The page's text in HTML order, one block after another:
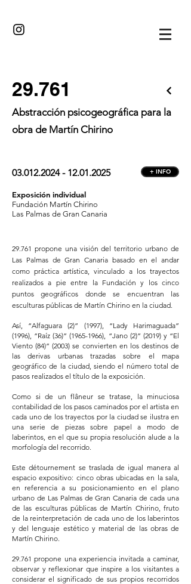
29.761
Abstracción psicogeográfica para la
obra de Martín Chirino
03.012.2024 - 12.01.2025
Exposición individual
Fundación Martín Chirino
Las Palmas de Gran Canaria
+ INFO
29.761 propone una visión del territorio urbano de
Las Palmas de Gran Canaria basado en el andar
como práctica artística, vinculado a los trayectos
realizados a pie entre la Fundación y los cinco
puntos geográficos donde se encuentran las
esculturas públicas de Martín Chirino en la ciudad.
Así, “Alfaguara (2)” (1997), “Lady Harimaguada”
(1996), “Raíz (36)”(1965-1966), “Jano (2)” (2019) y “El
Viento (84)” (2003) se convierten en los destinos de
las derivas urbanas trazadas sobre el mapa
geográfico de la ciudad, siendo el número total de
pasos realizados el título de la exposición.
Como si de un flâneur se tratase, la minuciosa
contabilidad de los pasos caminados por el artista en
cada uno de los trayectos por la ciudad se ilustra en
una serie de piezas sobre papel a modo de
laberintos, en el que su propia resolución alude a la
morfología del recorrido.
Este détournement se traslada de igual manera al
espacio expositivo: cinco obras ubicadas en la sala,
en referencia a su posicionamiento en el plano
urbano de Las Palmas de Gran Canaria de cada una
de las esculturas públicas de Martín Chirino, fruto
de la reinterpretación de cada uno de los laberintos
y del lenguaje estético y material de las obras de
Martín Chirino.
29.761 propone una experiencia invitada a caminar,
observar y reflexionar que inspire a los visitantes a
considerar el significado de sus propios recorridos